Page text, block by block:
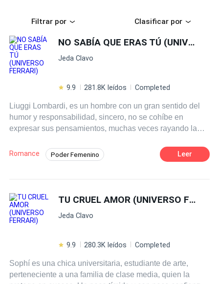
Filtrar por Clasificar por
NO SABÍA QUE ERAS TÚ (UNIVERSO FERRARI)
Jeda Clavo
9.9 281.8K leídos Completed
Liuggi Lombardi, es un hombre con un gran sentido del
humor y responsabilidad, sincero, no se cohíbe en
expresar sus pensamientos, muchas veces rayando la
porque siente no hay cabida para ello en su vida. Su
mayor pasión es atender su empresa de seguridad, una
de seguridad instalados, poniendo en riesgo la
credibilidad y solvencia de su empresa. Por ello su fiel
amiga y amante Lisbani Angelica Antonelli, exitosa
propone a ayudarlo para evitar una consecuencia
Mariana Arciniega, exitosa periodista investigativa,
plantilla de uno de los periódicos más exitosos de
Romance Poder Femenino
Contemporánea
Leer
TU CRUEL AMOR (UNIVERSO FERRARI)
Jeda Clavo
9.9 280.3K leídos Completed
Sophí es una chica universitaria, estudiante de arte,
perteneciente a una familia de clase media, quien la